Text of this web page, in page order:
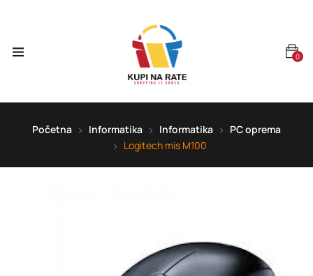
0
Početna Informatika Informatika
PC oprema
Logitech mis M100